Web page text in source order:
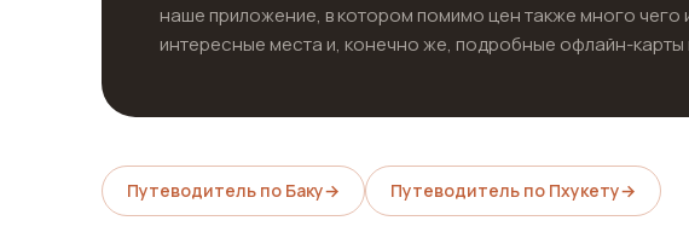
наше приложение, в котором помимо цен также много
интересные места и, конечно же, подробные офлайн-карты
Путеводитель по Баку→ Путеводитель по Пхукету→